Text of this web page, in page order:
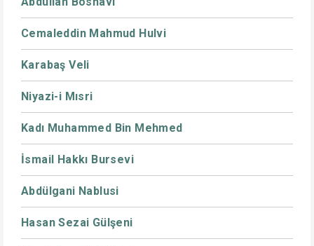
Cemaleddin Mahmud Hulvi
Karabaş Veli
Niyazi-i Mısri
Kadı Muhammed Bin Mehmed
İsmail Hakkı Bursevi
Abdülgani Nablusi
Hasan Sezai Gülşeni